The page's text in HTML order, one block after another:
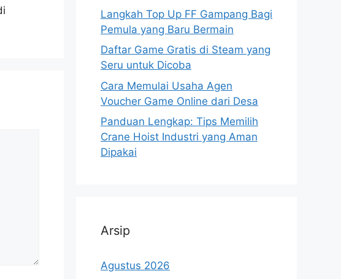
Langkah Top Up FF Gampang Bagi
Pemula yang Baru Bermain
Daftar Game Gratis di Steam yang
Seru untuk Dicoba
Cara Memulai Usaha Agen
Voucher Game Online dari Desa
Panduan Lengkap: Tips Memilih
Crane Hoist Industri yang Aman
Dipakai
Arsip
Agustus 2026